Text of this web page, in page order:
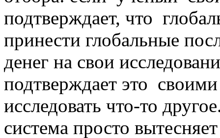
подтверждает, что
принести глобальные
денег на свои
подтверждает это
исследовать что-то
система просто